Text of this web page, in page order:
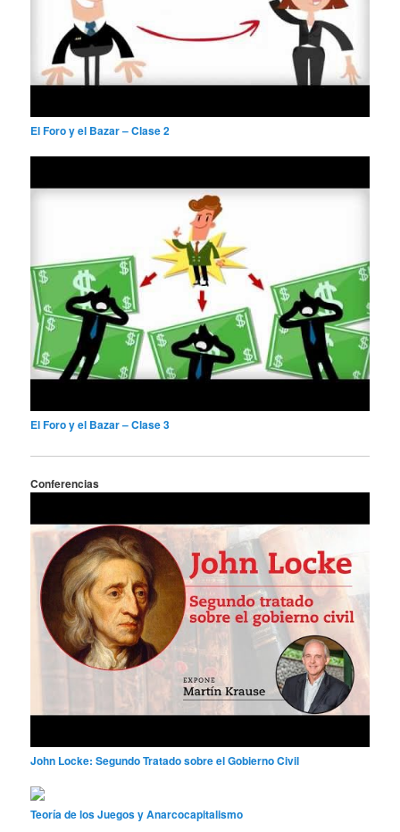
El Foro y el Bazar – Clase 2
El Foro y el Bazar – Clase 3
Conferencias
John Locke: Segundo Tratado sobre el Gobierno Civil
Teoría de los Juegos y Anarcocapitalismo